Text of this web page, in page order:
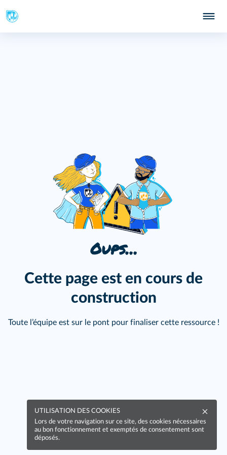
Oups…
Cette page est en cours de
construction
Toute l’équipe est sur le pont pour finaliser cette ressource !
UTILISATION DES COOKIES
Lors de votre navigation sur ce site, des cookies nécessaires
au bon fonctionnement et exemptés de consentement sont
déposés.